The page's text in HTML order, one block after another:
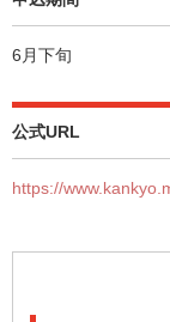
6月下旬
公式URL
https://